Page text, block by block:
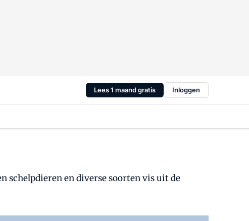
Lees 1 maand gratis Inloggen
schelpdieren en diverse soorten vis uit de